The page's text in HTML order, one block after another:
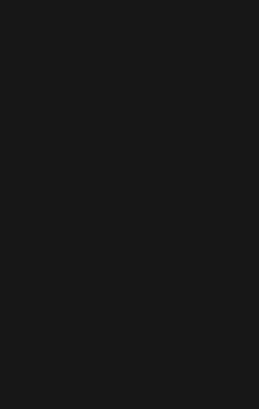
pas à contacter notre
de l'information sur votre